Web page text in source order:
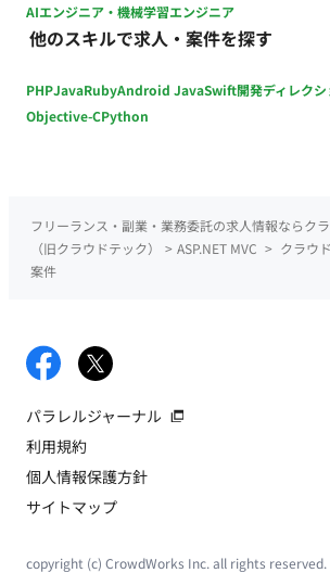
AIエンジニア・機械学習エンジニア
他のスキルで求人・案件を探す
PHPJavaRubyAndroid JavaSwift開発ディレク
Objective-CPython
フリーランス・副業・業務委託の求人情報ならク
（旧クラウドテック）
> ASP.NET MVC > クラウ
案件
パラレルジャーナル
利用規約
個人情報保護方針
サイトマップ
copyright (c) CrowdWorks Inc. all rights reserved.